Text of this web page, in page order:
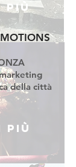
più
della città
più